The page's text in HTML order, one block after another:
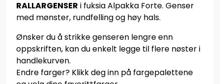
RALLARGENSER i fuksia Alpakka Forte. Genser
med mønster, rundfelling og høy hals.
Ønsker du å strikke genseren lengre enn
oppskriften, kan du enkelt legge til flere nøster i
handlekurven.
Endre farger? Klikk deg inn på fargepalettene